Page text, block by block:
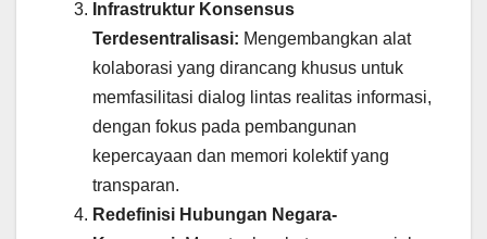
Infrastruktur Konsensus
Terdesentralisasi: Mengembangkan alat
kolaborasi yang dirancang khusus untuk
memfasilitasi dialog lintas realitas informasi,
dengan fokus pada pembangunan
kepercayaan dan memori kolektif yang
transparan.
Redefinisi Hubungan Negara-